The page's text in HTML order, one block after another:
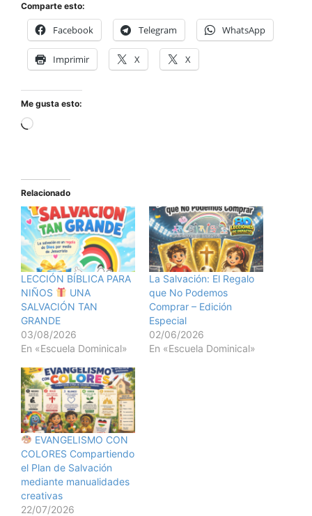
Comparte esto:
Facebook Telegram WhatsApp
Imprimir X X
Me gusta esto:
Relacionado
LECCIÓN BÍBLICA PARA
NIÑOS
UNA
SALVACIÓN TAN
GRANDE
03/08/2026
En «Escuela Dominical»
La Salvación: El Regalo
que No Podemos
Comprar – Edición
Especial
02/06/2026
En «Escuela Dominical»
EVANGELISMO CON
COLORES Compartiendo
el Plan de Salvación
mediante manualidades
creativas
22/07/2026